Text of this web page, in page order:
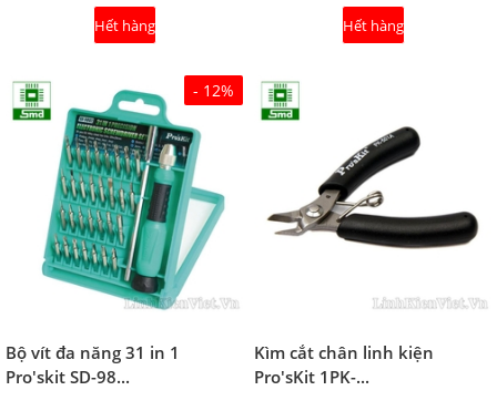
Hết hàng Hết hàng
- 12%
Bộ vít đa năng 31 in 1
Pro'skit SD-98...
Kìm cắt chân linh kiện
Pro'sKit 1PK-...